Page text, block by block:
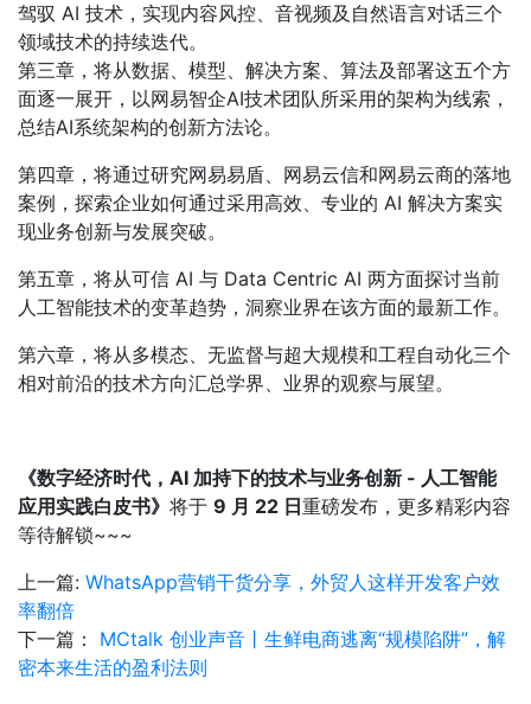
驾驭 AI 技术，实现内容风控、音视频及自然语言对话三个
领域技术的持续迭代。
第三章，将从数据、模型、解决方案、算法及部署这五个方
面逐一展开，以网易智企AI技术团队所采用的架构为线索，
总结AI系统架构的创新方法论。
第四章，将通过研究网易易盾、网易云信和网易云商的落地
案例，探索企业如何通过采用高效、专业的 AI 解决方案实
现业务创新与发展突破。
第五章，将从可信 AI 与 Data Centric AI 两方面探讨当前
人工智能技术的变革趋势，洞察业界在该方面的最新工作。
第六章，将从多模态、无监督与超大规模和工程自动化三个
相对前沿的技术方向汇总学界、业界的观察与展望。
《数字经济时代，AI 加持下的技术与业务创新 - 人工智能
应用实践白皮书》 将于 9 月 22 日重磅发布，更多精彩内容
等待解锁~~~
上一篇: WhatsApp营销干货分享，外贸人这样开发客户效
率翻倍
下一篇： MCtalk 创业声音丨生鲜电商逃离“规模陷阱”，解
密本来生活的盈利法则